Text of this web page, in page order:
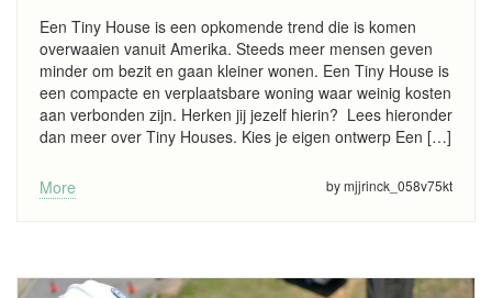
Een Tiny House is een opkomende trend die is komen
overwaaien vanuit Amerika. Steeds meer mensen geven
minder om bezit en gaan kleiner wonen. Een Tiny House is
een compacte en verplaatsbare woning waar weinig kosten
aan verbonden zijn. Herken jij jezelf hierin? Lees hieronder
dan meer over Tiny Houses. Kies je eigen ontwerp Een […]
More by mjjrinck_058v75kt